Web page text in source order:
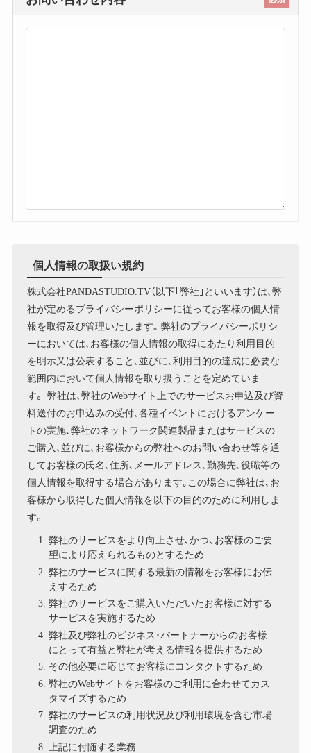
個人情報の取扱い規約
株式会社PANDASTUDIO.TV（以下｢弊社｣といいます）は､弊
社が定めるプライバシーポリシーに従ってお客様の個人情
報を取得及び管理いたします｡ 弊社のプライバシーポリシ
ーにおいては､お客様の個人情報の取得にあたり利用目的
を明示又は公表すること､並びに､利用目的の達成に必要な
範囲内において個人情報を取り扱うことを定めていま
す。 弊社は､弊社のWebサイト上でのサービスお申込及び資
料送付のお申込みの受付､各種イベントにおけるアンケー
トの実施､弊社のネットワーク関連製品またはサービスの
ご購入､並びに､お客様からの弊社へのお問い合わせ等を通
してお客様の氏名､住所､メールアドレス､勤務先､役職等の
個人情報を取得する場合があります｡この場合に弊社は､お
客様から取得した個人情報を以下の目的のために利用しま
す。
弊社のサービスをより向上させ､かつ、お客様のご要
望により応えられるものとするため
弊社のサービスに関する最新の情報をお客様にお伝
えするため
弊社のサービスをご購入いただいたお客様に対する
サービスを実施するため
弊社及び弊社のビジネス･パートナーからのお客様
にとって有益と弊社が考える情報を提供するため
その他必要に応じてお客様にコンタクトするため
弊社のWebサイトをお客様のご利用に合わせてカス
タマイズするため
弊社のサービスの利用状況及び利用環境を含む市場
調査のため
上記に付随する業務